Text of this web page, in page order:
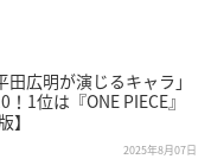
広明が演じるキャラ」
1位は『ONE PIECE』
】
2025年8月07日